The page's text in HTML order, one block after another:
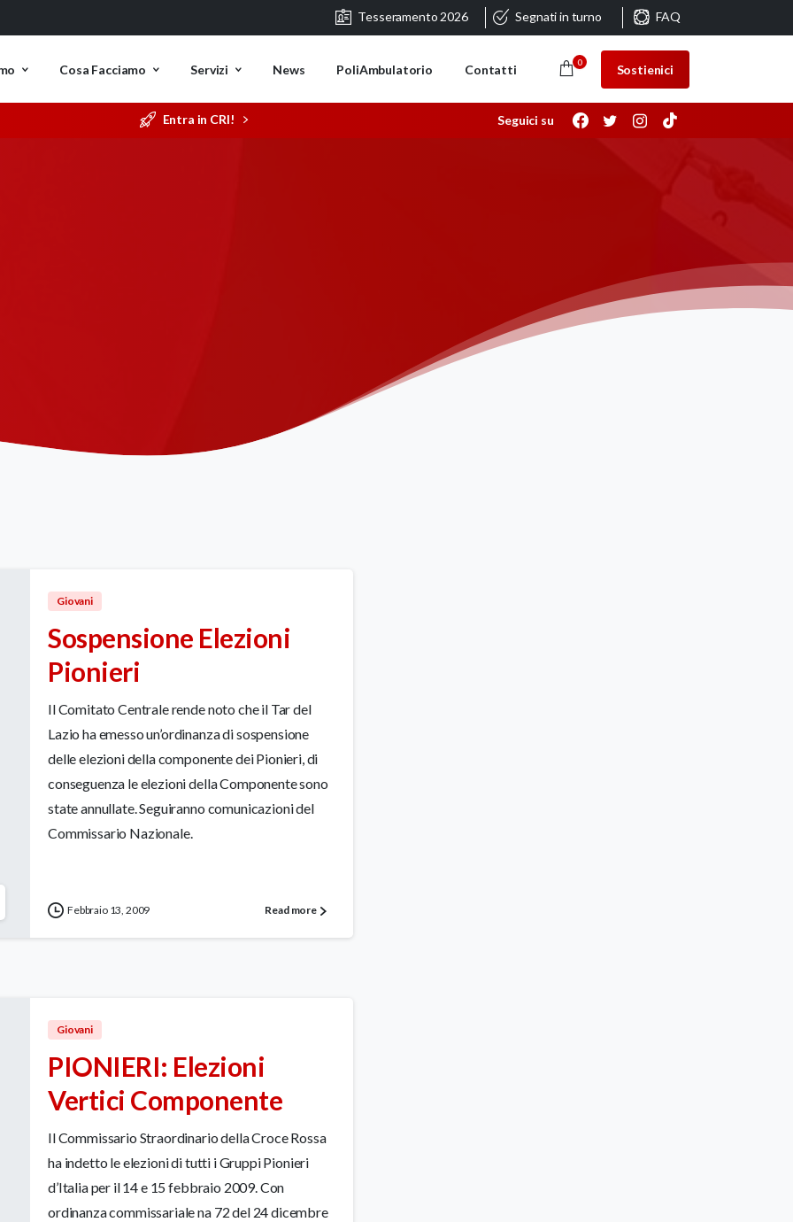
Tesseramento 2026 Segnati in turno FAQ
Cosa Facciamo Servizi News PoliAmbulatorio Contatti 0 Sostienici
Entra in CRI! Seguici su
Giovani
Sospensione Elezioni
Pionieri
Il Comitato Centrale rende noto che il Tar del
Lazio ha emesso un’ordinanza di sospensione
delle elezioni della componente dei Pionieri, di
conseguenza le elezioni della Componente sono
state annullate. Seguiranno comunicazioni del
Commissario Nazionale.
Febbraio 13, 2009 Read more
Giovani
PIONIERI: Elezioni
Vertici Componente
Il Commissario Straordinario della Croce Rossa
ha indetto le elezioni di tutti i Gruppi Pionieri
d’Italia per il 14 e 15 febbraio 2009. Con
ordinanza commissariale na 72 del 24 dicembre